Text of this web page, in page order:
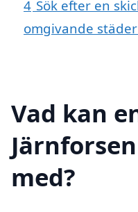
4 Sök efter en
omgivande
Vad kan
med?